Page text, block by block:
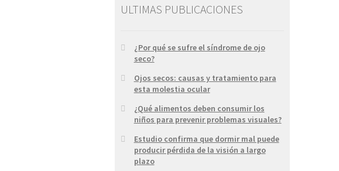
ULTIMAS PUBLICACIONES
¿Por qué se sufre el síndrome de ojo
seco?
Ojos secos: causas y tratamiento para
esta molestia ocular
¿Qué alimentos deben consumir los
niños para prevenir problemas visuales?
Estudio confirma que dormir mal puede
producir pérdida de la visión a largo
plazo